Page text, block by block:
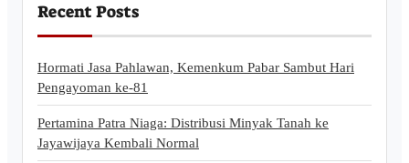
Recent Posts
Hormati Jasa Pahlawan, Kemenkum Pabar Sambut Hari
Pengayoman ke-81
Pertamina Patra Niaga: Distribusi Minyak Tanah ke
Jayawijaya Kembali Normal